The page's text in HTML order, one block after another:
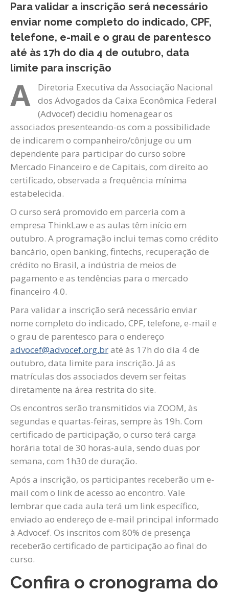
Para validar a inscrição será necessário
enviar nome completo do indicado, CPF,
telefone, e-mail e o grau de parentesco
até às 17h do dia 4 de outubro, data
limite para inscrição
A
Diretoria Executiva da Associação Nacional
dos Advogados da Caixa Econômica Federal
(Advocef) decidiu homenagear os
associados presenteando-os com a possibilidade
de indicarem o companheiro/cônjuge ou um
dependente para participar do curso sobre
Mercado Financeiro e de Capitais, com direito ao
certificado, observada a frequência mínima
estabelecida.
O curso será promovido em parceria com a
empresa ThinkLaw e as aulas têm início em
outubro. A programação inclui temas como crédito
bancário, open banking, fintechs, recuperação de
crédito no Brasil, a indústria de meios de
pagamento e as tendências para o mercado
financeiro 4.0.
Para validar a inscrição será necessário enviar
nome completo do indicado, CPF, telefone, e-mail e
o grau de parentesco para o endereço
advocef@advocef.org.braté às 17h do dia 4 de
outubro, data limite para inscrição. Já as
matrículas dos associados devem ser feitas
diretamente na área restrita do site.
Os encontros serão transmitidos via ZOOM, às
segundas e quartas-feiras, sempre às 19h. Com
certificado de participação, o curso terá carga
horária total de 30 horas-aula, sendo duas por
semana, com 1h30 de duração.
Após a inscrição, os participantes receberão um e-
mail com o link de acesso ao encontro. Vale
lembrar que cada aula terá um link específico,
enviado ao endereço de e-mail principal informado
à Advocef. Os inscritos com 80% de presença
receberão certificado de participação ao final do
curso.
Confira o cronograma do